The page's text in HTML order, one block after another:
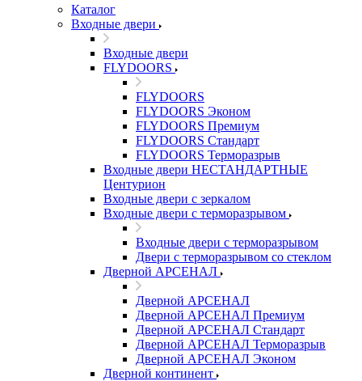
Каталог
Входные двери
Входные двери
FLYDOORS
FLYDOORS
FLYDOORS Эконом
FLYDOORS Премиум
FLYDOORS Стандарт
FLYDOORS Терморазрыв
Входные двери НЕСТАНДАРТНЫЕ
Центурион
Входные двери с зеркалом
Входные двери с терморазрывом
Входные двери с терморазрывом
Двери с терморазрывом со стеклом
Дверной АРСЕНАЛ
Дверной АРСЕНАЛ
Дверной АРСЕНАЛ Премиум
Дверной АРСЕНАЛ Стандарт
Дверной АРСЕНАЛ Терморазрыв
Дверной АРСЕНАЛ Эконом
Дверной континент